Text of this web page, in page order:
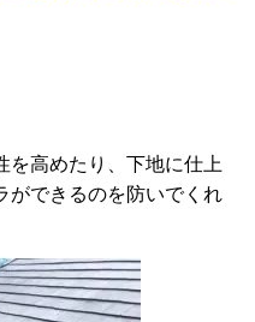
を高めたり、下地に仕上
ができるのを防いでくれ